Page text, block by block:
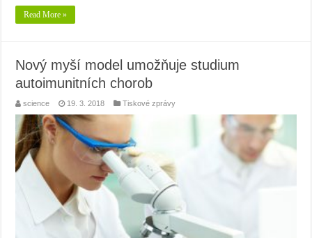
Read More »
Nový myší model umožňuje studium
autoimunitních chorob
science 19. 3. 2018 Tiskové zprávy